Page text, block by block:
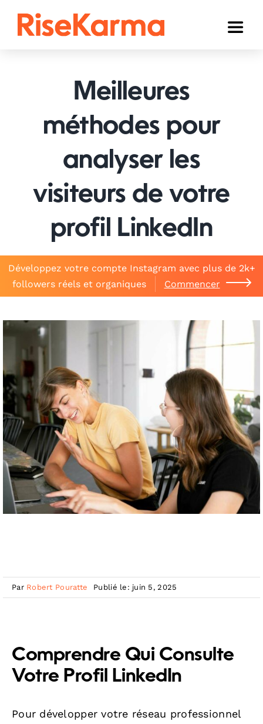
Toggle
YouTube
Twitter (𝕏)
Autres
Panier
Meilleures
méthodes pour
analyser les
visiteurs de votre
profil LinkedIn
Développez votre compte Instagram avec plus de 2k+
followers réels et organiques
Commencer
Par Robert Pouratte Publié le: juin 5, 2025
Comprendre Qui Consulte
Votre Profil LinkedIn
Pour développer votre réseau professionnel